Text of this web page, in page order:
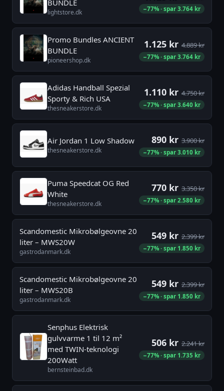
BUNDLE
lightstore.dk −77% · spar 3.764 kr
Promo Bundles ANCIENT
BUNDLE
pioneershop.dk
1.125 kr 4.889 kr
−77% · spar 3.764 kr
Adidas Handball Spezial
Sporty & Rich USA
thesneakerstore.dk
1.110 kr 4.750 kr
−77% · spar 3.640 kr
Air Jordan 1 Low Shadow
thesneakerstore.dk
890 kr 3.900 kr
−77% · spar 3.010 kr
Puma Speedcat OG Red
White
thesneakerstore.dk
770 kr 3.350 kr
−77% · spar 2.580 kr
Scandomestic Mikrobølgeovne 20
liter – MWS20W
gastrodanmark.dk
549 kr 2.399 kr
−77% · spar 1.850 kr
Scandomestic Mikrobølgeovne 20
liter – MWS20B
gastrodanmark.dk
549 kr 2.399 kr
−77% · spar 1.850 kr
Senphus Elektrisk
gulvvarme 1 til 12 m²
med TWIN-teknologi
200Watt
bernsteinbad.dk
506 kr 2.241 kr
−77% · spar 1.735 kr